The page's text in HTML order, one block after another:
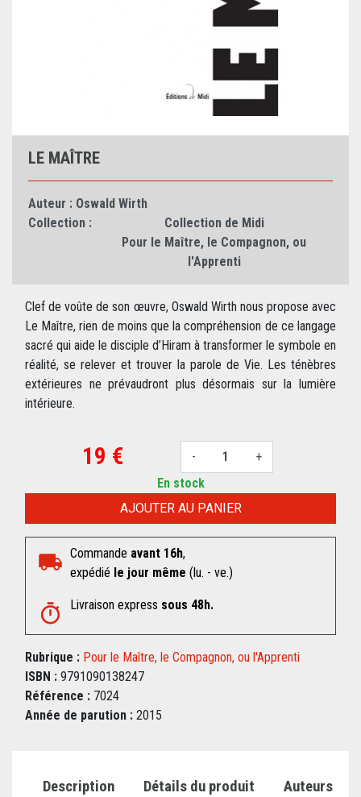
LE MAÎTRE
Auteur : Oswald Wirth
Collection :
Collection de Midi
Pour le Maître, le Compagnon, ou
l'Apprenti
Clef de voûte de son œuvre, Oswald Wirth nous propose avec
Le Maître, rien de moins que la compréhension de ce langage
sacré qui aide le disciple d’Hiram à transformer le symbole en
réalité, se relever et trouver la parole de Vie. Les ténèbres
extérieures ne prévaudront plus désormais sur la lumière
intérieure.
19 € - +
AJOUTER AU PANIER
En stock
Commande avant 16h,
expédié le jour même (lu. - ve.)
Livraison express sous 48h.
Rubrique : Pour le Maître, le Compagnon, ou l'Apprenti
ISBN : 9791090138247
Référence : 7024
Année de parution : 2015
Description Détails du produit Auteurs